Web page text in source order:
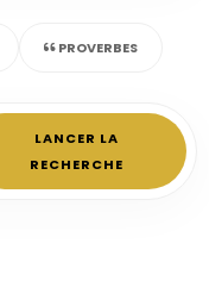
PROVERBES
LANCER LA
RECHERCHE